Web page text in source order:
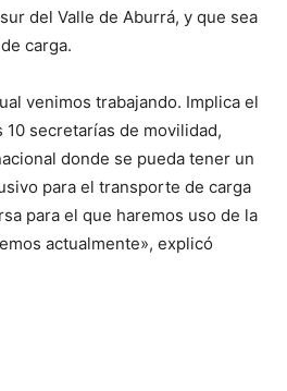
del Valle de Aburrá, y que sea
carga.
venimos trabajando. Implica el
10 secretarías de movilidad,
donde se pueda tener un
para el transporte de carga
para el que haremos uso de la
actualmente», explicó